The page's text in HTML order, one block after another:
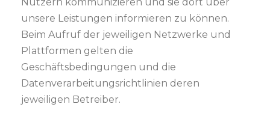
unsere Leistungen informieren zu können.
Beim Aufruf der jeweiligen Netzwerke und
Plattformen gelten die
Geschäftsbedingungen und die
Datenverarbeitungsrichtlinien deren
jeweiligen Betreiber.